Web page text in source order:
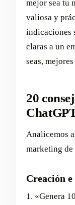
mejor sea tu
valiosa y
indicaciones
claras a un
seas,
20
Analicemos
marketing de
Creación
1. «Genera